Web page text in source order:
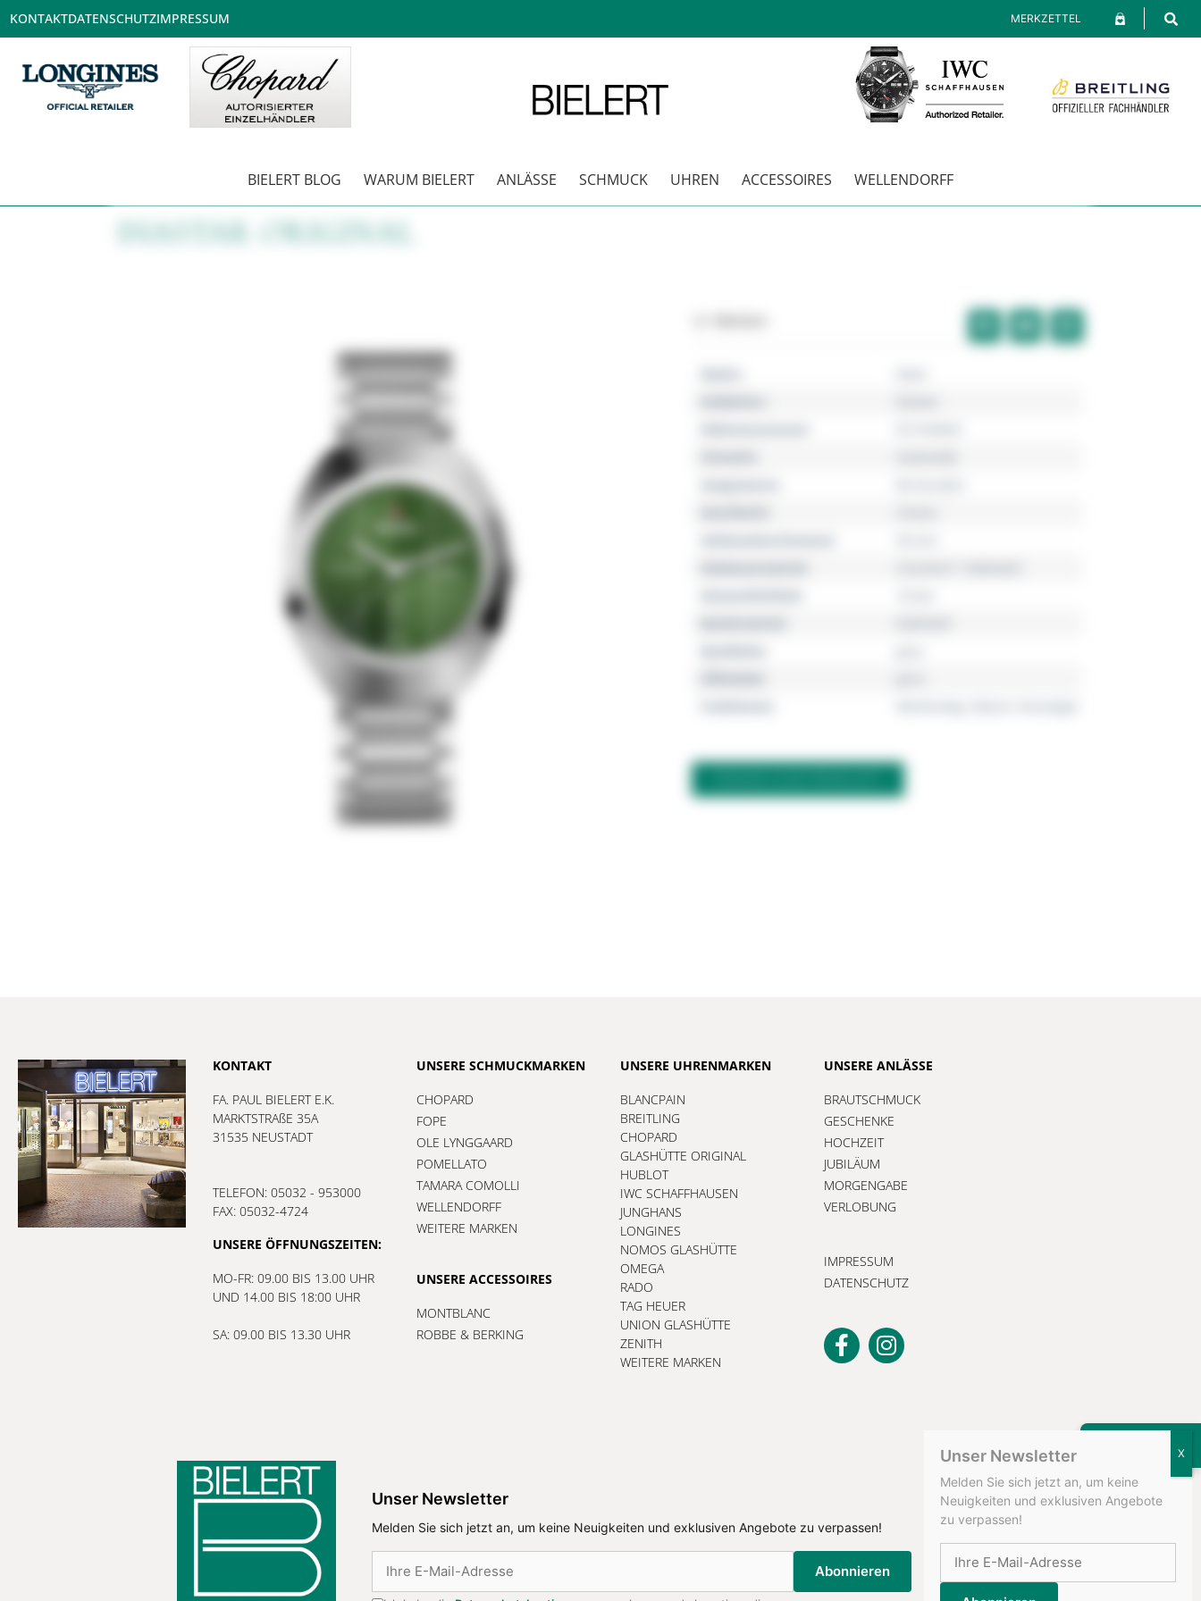
KONTAKTDATENSCHUTZIMPRESSUM MERKZETTEL
BIELERT BLOG WARUM BIELERT ANLÄSSE SCHMUCK UHREN ACCESSOIRES WELLENDORFF
DIASTAR ORIGINAL
KONTAKT
FA. PAUL BIELERT E.K.
MARKTSTRAßE 35A
31535 NEUSTADT
TELEFON: 05032 - 953000
FAX: 05032-4724
UNSERE ÖFFNUNGSZEITEN:
MO-FR: 09.00 BIS 13.00 UHR
UND 14.00 BIS 18:00 UHR
SA: 09.00 BIS 13.30 UHR
UNSERE SCHMUCKMARKEN
CHOPARD
FOPE
OLE LYNGGAARD
POMELLATO
TAMARA COMOLLI
WELLENDORFF
WEITERE MARKEN
UNSERE ACCESSOIRES
MONTBLANC
ROBBE & BERKING
UNSERE UHRENMARKEN
BLANCPAIN
BREITLING
CHOPARD
GLASHÜTTE ORIGINAL
HUBLOT
IWC SCHAFFHAUSEN
JUNGHANS
LONGINES
NOMOS GLASHÜTTE
OMEGA
RADO
TAG HEUER
UNION GLASHÜTTE
ZENITH
WEITERE MARKEN
UNSERE ANLÄSSE
BRAUTSCHMUCK
GESCHENKE
HOCHZEIT
JUBILÄUM
MORGENGABE
VERLOBUNG
IMPRESSUM
DATENSCHUTZ
Unser Newsletter
Melden Sie sich jetzt an, um keine Neuigkeiten und exklusiven Angebote zu verpassen!
Abonnieren
Unser Newsletter
Melden Sie sich jetzt an, um keine
Neuigkeiten und exklusiven Angebote
zu verpassen!